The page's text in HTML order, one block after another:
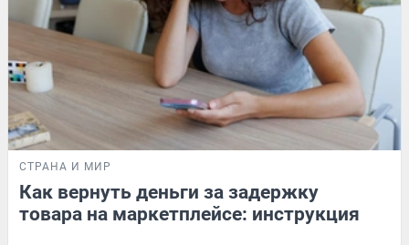
СТРАНА И МИР
Как вернуть деньги за задержку
товара на маркетплейсе: инструкция